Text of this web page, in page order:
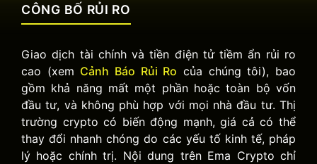
CÔNG BỐ RỦI RO
Giao dịch tài chính và tiền điện tử tiềm ẩn rủi ro
cao (xem Cảnh Báo Rủi Ro của chúng tôi), bao
gồm khả năng mất một phần hoặc toàn bộ vốn
đầu tư, và không phù hợp với mọi nhà đầu tư. Thị
trường crypto có biến động mạnh, giá cả có thể
thay đổi nhanh chóng do các yếu tố kinh tế, pháp
lý hoặc chính trị. Nội dung trên Ema Crypto chỉ